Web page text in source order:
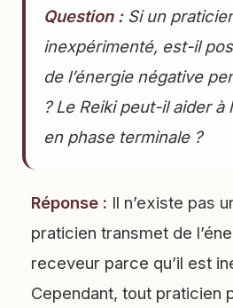
Question :Si un
inexpérimenté, est-il
de l’énergie négative
? Le Reiki peut-il aider
en phase terminale ?
Réponse : Il n’existe pas
praticien transmet de
receveur parce qu’il est
Cependant, tout praticien